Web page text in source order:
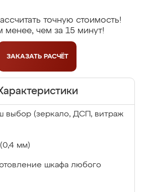
точную стоимость!
менее, чем за 15 минут!
ЗАКАЗАТЬ РАСЧЁТ
выбор (зеркало, ДСП, витраж
(0,4 мм)
шкафа любого